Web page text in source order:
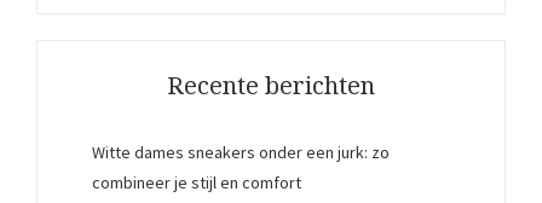
Recente berichten
Witte dames sneakers onder een jurk: zo
combineer je stijl en comfort